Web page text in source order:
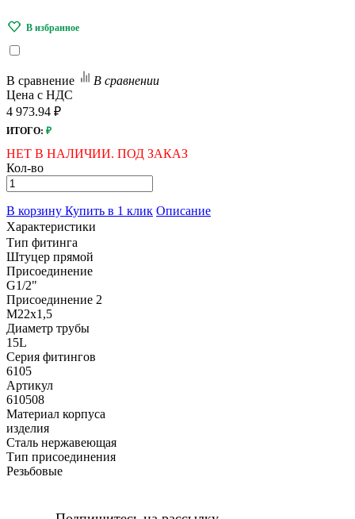
В сравнение
В сравнении
Цена с НДС
4 973.94 ₽
ИТОГО: ₽
НЕТ В НАЛИЧИИ. ПОД ЗАКАЗ
Кол-во
В корзину Купить в 1 клик Описание
Характеристики
Тип фитинга
Штуцер прямой
Присоединение
G1/2"
Присоединение 2
M22x1,5
Диаметр трубы
15L
Серия фитингов
6105
Артикул
610508
Материал корпуса
изделия
Сталь нержавеющая
Тип присоединения
Резьбовые